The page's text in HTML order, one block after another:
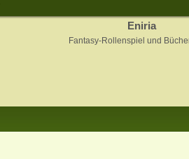
Eniria
Fantasy-Rollenspiel und